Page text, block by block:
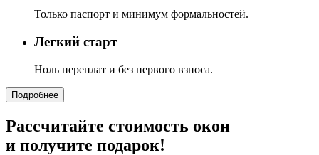
Только паспорт и минимум формальностей.
Легкий старт
Ноль переплат и без первого взноса.
Подробнее
Рассчитайте стоимость окон
и получите подарок!